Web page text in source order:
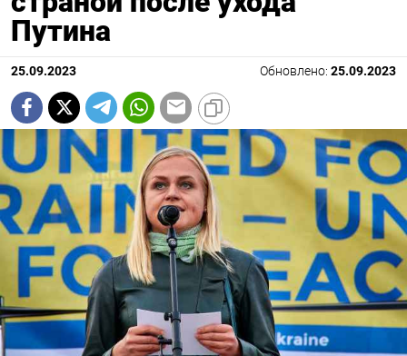
Путина
25.09.2023 Обновлено: 25.09.2023